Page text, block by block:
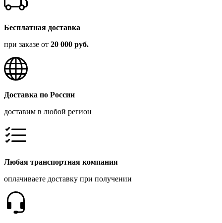
Бесплатная доставка
при заказе от 20 000 руб.
Доставка по России
доставим в любой регион
Любая транспортная компания
оплачиваете доставку при получении